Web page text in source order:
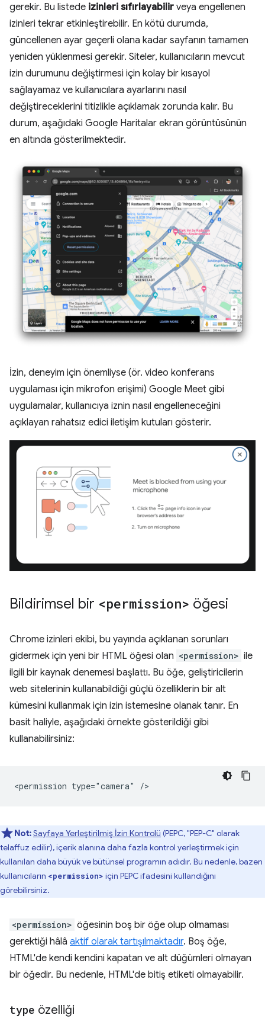
gerekir. Bu listede izinleri sıfırlayabilir veya engellenen
izinleri tekrar etkinleştirebilir. En kötü durumda,
güncellenen ayar geçerli olana kadar sayfanın tamamen
yeniden yüklenmesi gerekir. Siteler, kullanıcıların mevcut
izin durumunu değiştirmesi için kolay bir kısayol
sağlayamaz ve kullanıcılara ayarlarını nasıl
değiştireceklerini titizlikle açıklamak zorunda kalır. Bu
durum, aşağıdaki Google Haritalar ekran görüntüsünün
en altında gösterilmektedir.
İzin, deneyim için önemliyse (ör. video konferans
uygulaması için mikrofon erişimi) Google Meet gibi
uygulamalar, kullanıcıya iznin nasıl engelleneceğini
açıklayan rahatsız edici iletişim kutuları gösterir.
Bildirimsel bir <permission> öğesi
Chrome izinleri ekibi, bu yayında açıklanan sorunları
gidermek için yeni bir HTML öğesi olan <permission> ile
ilgili bir kaynak denemesi başlattı. Bu öğe, geliştiricilerin
web sitelerinin kullanabildiği güçlü özelliklerin bir alt
kümesini kullanmak için izin istemesine olanak tanır. En
basit haliyle, aşağıdaki örnekte gösterildiği gibi
kullanabilirsiniz:
Not:Sayfaya Yerleştirilmiş İzin Kontrolü (PEPC, "PEP-C" olarak
telaffuz edilir), içerik alanına daha fazla kontrol yerleştirmek için
kullanılan daha büyük ve bütünsel programın adıdır. Bu nedenle, bazen
kullanıcıların <permission> için PEPC ifadesini kullandığını
görebilirsiniz.
<permission> öğesinin boş bir öğe olup olmaması
gerektiği hâlâ aktif olarak tartışılmaktadır. Boş öğe,
HTML'de kendi kendini kapatan ve alt düğümleri olmayan
bir öğedir. Bu nedenle, HTML'de bitiş etiketi olmayabilir.
type özelliği